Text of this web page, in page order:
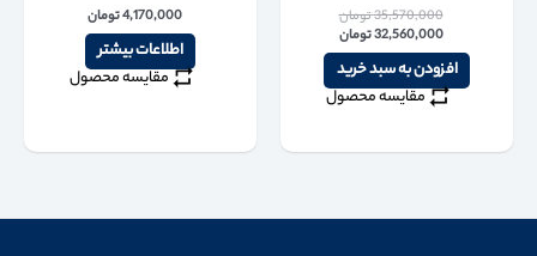
35,570,000تومان
32,560,000تومان
افزودن به سبد خرید
مقایسه محصول
4,170,000تومان
اطلاعات بیشتر
مقایسه محصول